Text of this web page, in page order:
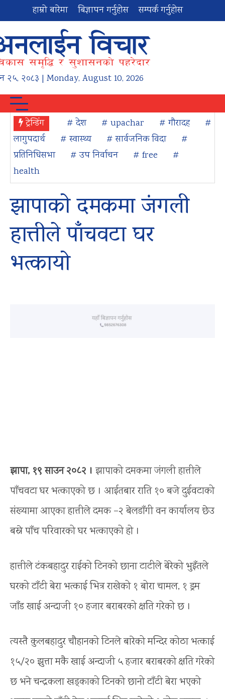
हाम्रो बारेमा बिज्ञापन गर्नुहोस सम्पर्क गर्नुहोस
२५, २०८३ | Monday, August 10, 2026
ट्रेन्डिंग # देश # upachar # गौरादह
#
लागुपदार्थ
# स्वास्थ्य # सार्वजनिक विदा
#
प्रतिनिधिसभा
# उप निर्वाचन # free
#
health
झापाको दमकमा जंगली
हात्तीले पाँचवटा घर
भत्कायो
झापा, १९ साउन २०८२ । झापाको दमकमा जंगली हात्तीले
पाँचवटा घर भत्काएको छ । आईतबार राति १० बजे दुईवटाको
संख्यामा आएका हात्तीले दमक –२ बेलडाँगी वन कार्यालय छेउ
बस्ने पाँच परिवारको घर भत्काएको हो ।
हात्तीले टंकबहादुर राईको टिनको छाना टाटीले बेरेको भुइँतले
घरको टाँटी बेरा भत्काई भित्र राखेको १ बोरा चामल, १ ड्रम
जाँड खाई अन्दाजी १० हजार बराबरको क्षति गरेको छ ।
त्यस्तै कुलबहादुर चौहानको टिनले बारेको मन्दिर कोठा भत्काई
१५/२० झुत्ता मकै खाई अन्दाजी ५ हजार बराबरको क्षति गरेको
छ भने चन्द्रकला खड्काको टिनको छानो टाँटी बेरा भएको